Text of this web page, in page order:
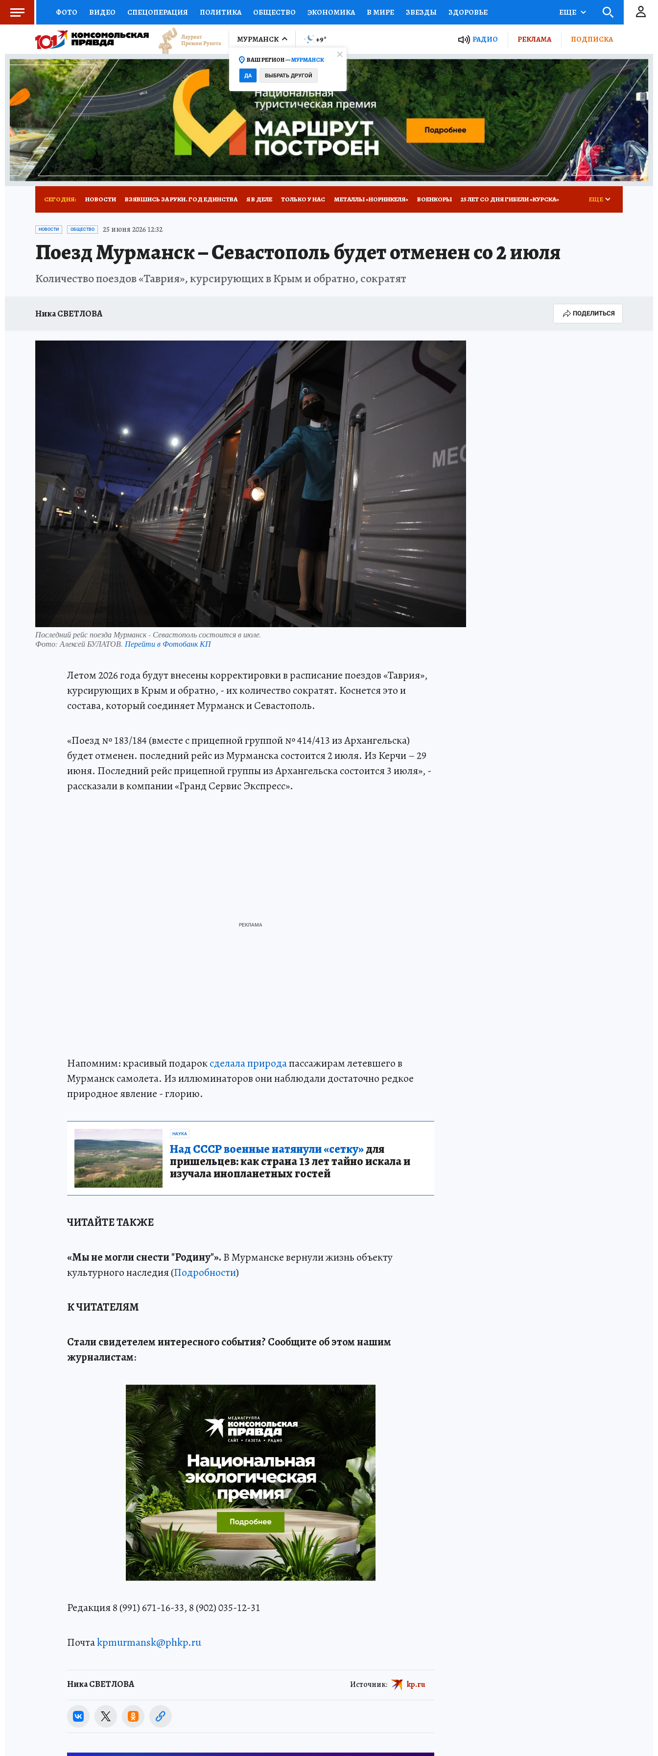
ФОТО ВИДЕО СПЕЦОПЕРАЦИЯ ПОЛИТИКА ОБЩЕСТВО ЭКОНОМИКА В МИРЕ ЗВЕЗДЫ ЗДОРОВЬЕ
СОЦПОДДЕРЖКА НАУКА СПОРТ КОЛУМНИСТЫ ПРОИСШЕСТВИЯ НАЦИОНАЛЬНЫЕ ПРОЕКТЫ РОССИИ
ВЫБОР ЭКСПЕРТОВ ДОКТОР ФИНАНСЫ ОТКРЫВАЕМ МИР Я ЗНАЮ СЕМЬЯ ЖЕНСКИЕ СЕКРЕТЫ ПУТЕВОДИТЕЛЬ
КНИЖНАЯ ПОЛКА ПРОГНОЗЫ НА СПОРТ ПРОМОКОДЫ СЕРИАЛЫ СПЕЦПРОЕКТЫ ДЕФИЦИТ ЖЕЛЕЗА ТУРИЗМ
ПРЕСС-ЦЕНТР НЕДВИЖИМОСТЬ ТЕЛЕВИЗОР КОЛЛЕКЦИИ КОНКУРСЫ РАБОТА У НАС ГИД ПОТРЕБИТЕЛЯ ВСЕ О КП
РАДИО КП РЕКЛАМА ТЕСТЫ НОВОЕ НА САЙТЕ
ЕЩЕ
МУРМАНСК
ВАШ РЕГИОН —МУРМАНСК
ДА ВЫБРАТЬ ДРУГОЙ
+9° РАДИО РЕКЛАМА ПОДПИСКА
СЕГОДНЯ: НОВОСТИ ВЗЯВШИСЬ ЗА РУКИ. ГОД ЕДИНСТВА Я В ДЕЛЕ ТОЛЬКО У НАС МЕТАЛЛЫ «НОРНИКЕЛЯ» ВОЕНКОРЫ 25 ЛЕТ СО ДНЯ ГИБЕЛИ «КУРСКА»
УКРАИНА: СВОДКА КП В МАХ
ЗАПОВЕДНАЯ РОССИЯ ПРОИСШЕСТВИЯ АФИША ШКОЛА ЖУРНАЛИСТИКИ ИСПЫТАНО НА СЕБЕ
ЕЩЕ
НОВОСТИ ОБЩЕСТВО 25 июня 2026 12:32
Поезд Мурманск – Севастополь будет отменен со 2 июля
Количество поездов «Таврия», курсирующих в Крым и обратно, сократят
Ника СВЕТЛОВА ПОДЕЛИТЬСЯ
Последний рейс поезда Мурманск - Севастополь состоится в июле.
Фото:Алексей БУЛАТОВ. Перейти в Фотобанк КП
Летом 2026 года будут внесены корректировки в расписание поездов «Таврия»,
курсирующих в Крым и обратно, - их количество сократят. Коснется это и
состава, который соединяет Мурманск и Севастополь.
«Поезд № 183/184 (вместе с прицепной группой № 414/413 из Архангельска)
будет отменен. последний рейс из Мурманска состоится 2 июля. Из Керчи – 29
июня. Последний рейс прицепной группы из Архангельска состоится 3 июля», -
рассказали в компании «Гранд Сервис Экспресс».
Напомним: красивый подароксделала природапассажирам летевшего в
Мурманск самолета. Из иллюминаторов они наблюдали достаточно редкое
природное явление - глорию.
НАУКА
Над СССР военные натянули «сетку»для
пришельцев: как страна 13 лет тайно искала и
изучала инопланетных гостей
ЧИТАЙТЕ ТАКЖЕ
«Мы не могли снести "Родину"». В Мурманске вернули жизнь объекту
культурного наследия (Подробности)
К ЧИТАТЕЛЯМ
Стали свидетелем интересного события? Сообщите об этом нашим
журналистам:
Редакция 8 (991) 671-16-33, 8 (902) 035-12-31
Почтаkpmurmansk@phkp.ru
Ника СВЕТЛОВА Источник: kp.ru